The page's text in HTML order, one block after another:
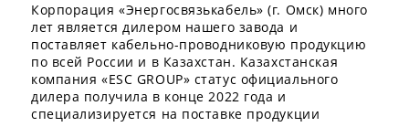
Корпорация «Энергосвязькабель» (г. Омск) много
лет является дилером нашего завода и
поставляет кабельно-проводниковую продукцию
по всей России и в Казахстан. Казахстанская
компания «ESC GROUP» статус официального
дилера получила в конце 2022 года и
специализируется на поставке продукции